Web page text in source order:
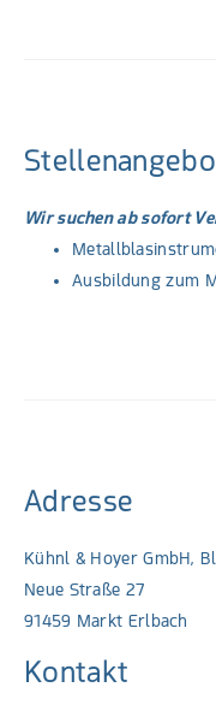
Wir suchen ab sofort
Ausbildung zum
Adresse
Kühnl & Hoyer GmbH,
Neue Straße 27
91459 Markt Erlbach
Kontakt